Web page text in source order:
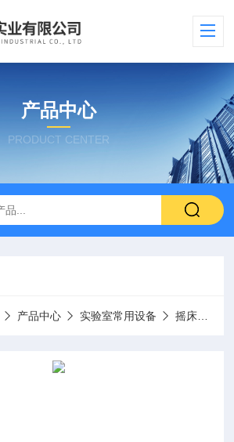
产品中心
PRODUCT CENTER
产品中心 实验室常用设备 摇床